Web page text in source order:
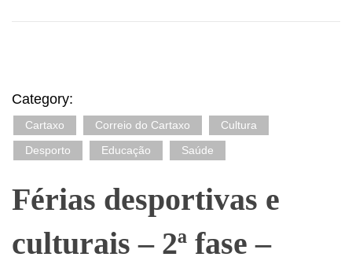
Category:
Cartaxo Correio do Cartaxo
Cultura
Desporto
Educação Saúde
Férias desportivas e
culturais – 2ª fase –